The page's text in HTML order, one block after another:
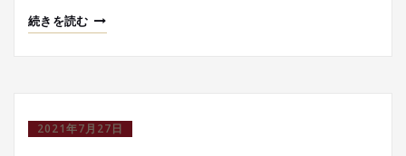
続きを読む
2021年7月27日